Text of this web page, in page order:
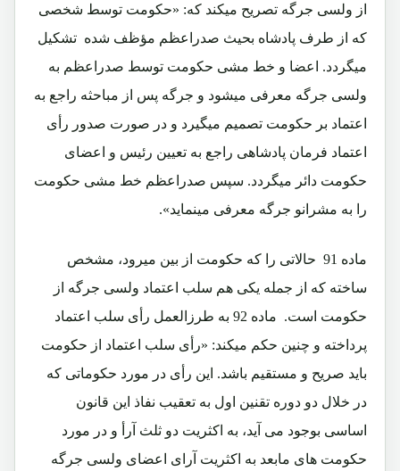
از ولسی جرگه تصريح ميکند که: «حکومت توسط شخصی
که از طرف پادشاه بحيث صدراعظم مؤظف شده تشکيل
ميگردد. اعضا و خط مشی حکومت توسط صدراعظم به
ولسی جرگه معرفی ميشود و جرگه پس از مباحثه راجع به
اعتماد بر حکومت تصميم ميگيرد و در صورت صدور رأی
اعتماد فرمان پادشاهی راجع به تعيين رئيس و اعضای
حکومت دائر ميگردد. سپس صدراعظم خط مشی حکومت
را به مشرانو جرگه معرفی مينمايد».
ماده 91 حالاتی را که حکومت از بین میرود، مشخص
ساخته که از جمله یکی هم سلب اعتماد ولسی جرگه از
حکومت است. ماده 92 به طرزالعمل رأی سلب اعتماد
پرداخته و چنين حکم ميکند: «رأی سلب اعتماد از حکومت
بايد صريح و مستقيم باشد. اين رأی در مورد حکوماتی که
در خلال دو دوره تقنين اول به تعقيب نفاذ اين قانون
اساسی بوجود می آيد، به اکثريت دو ثلث آرأ و در مورد
حکومت های مابعد به اکثريت آرای اعضای ولسی جرگه